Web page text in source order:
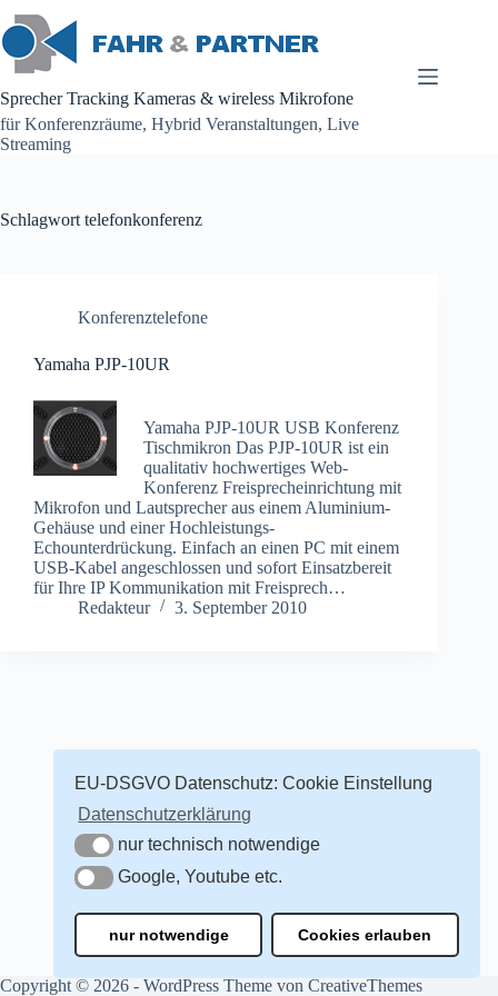
Inhalt
springen
Sprecher Tracking Kameras & wireless Mikrofone
für Konferenzräume, Hybrid Veranstaltungen, Live
Streaming
Schlagwort telefonkonferenz
Konferenztelefone
Yamaha PJP-10UR
Yamaha PJP-10UR USB Konferenz
Tischmikron Das PJP-10UR ist ein
qualitativ hochwertiges Web-
Konferenz Freisprecheinrichtung mit
Mikrofon und Lautsprecher aus einem Aluminium-
Gehäuse und einer Hochleistungs-
Echounterdrückung. Einfach an einen PC mit einem
USB-Kabel angeschlossen und sofort Einsatzbereit
für Ihre IP Kommunikation mit Freisprech…
Redakteur
3. September 2010
Copyright © 2026 - WordPress Theme von CreativeThemes
EU-DSGVO Datenschutz: Cookie Einstellung
Datenschutzerklärung
nur technisch notwendige
nur technisch notwendige
Google, Youtube etc.
Google, Youtube etc.
nur notwendige Cookies erlauben